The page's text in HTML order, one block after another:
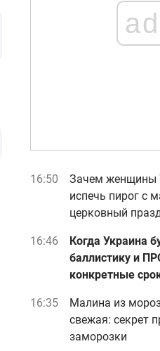
ad
16:50
Зачем женщины
испечь пирог с
церковный
16:46
Когда Украина
баллистику и
конкретные
16:35
Малина из
свежая: секрет
заморозки